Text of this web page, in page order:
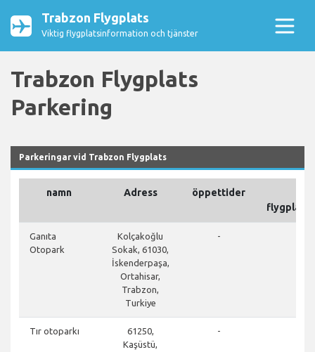
Trabzon Flygplats
Viktig flygplatsinformation och tjänster
Trabzon Flygplats
Parkering
Parkeringar vid Trabzon Flygplats
namn Adress öppettider
Ganıta
Otopark
Kolçakoğlu
Sokak, 61030,
İskenderpaşa,
Ortahisar,
Trabzon,
Turkiye
-
Tır otoparkı
61250,
Kaşüstü,
-